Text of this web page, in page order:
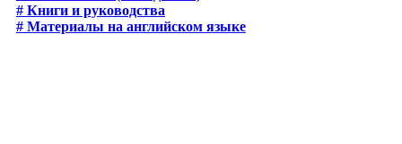
# Книги и руководства
# Материалы на английском языке